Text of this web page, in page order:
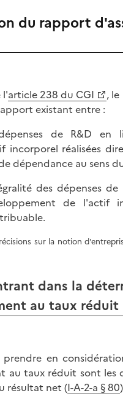
du rapport
l'article 238 du CGI
,
existant entre :
de R&D
incorporel réalisées
dépendance au sens
des dépenses
de l'actif
sur la notion
dans la
au taux réduit
prendre en
au taux réduit sont les
résultat net (I-A-2-a § 80